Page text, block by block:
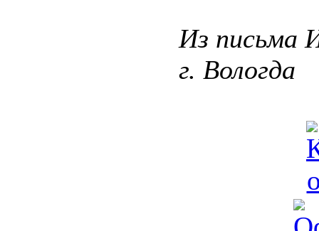
Из письма
г. Вологда